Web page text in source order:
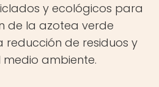
y ecológicos para
de la azotea verde
reducción de residuos y
ambiente.